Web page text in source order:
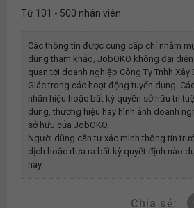
Từ 101 - 500 nhân viên
Các thông tin được cung cấp chỉ nhằm
dùng tham khảo, JobOKO không đại
quan tới doanh nghiệp Công Ty Tnhh
Giáctrong các hoạt động tuyển dụng.
nhãn hiệu hoặc bất kỳ quyền sở hữu trí
dung, thương hiệu hay hình ảnh doanh
sở hữu của JobOKO.
Người dùng cần tự xác minh thông tin
dịch hoặc đưa ra bất kỳ quyết định nào
này.
Chia sẻ: